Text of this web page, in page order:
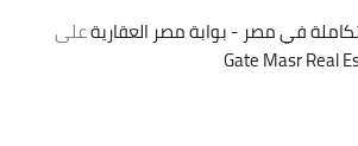
في مصر - بوابة مصر العقاريةعلى